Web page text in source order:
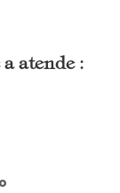
atende :